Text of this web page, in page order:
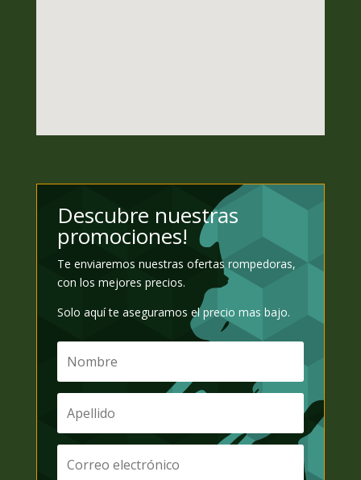
Descubre nuestras
promociones!
Te enviaremos nuestras ofertas rompedoras,
con los mejores precios.
Solo aquí te aseguramos el precio mas bajo.